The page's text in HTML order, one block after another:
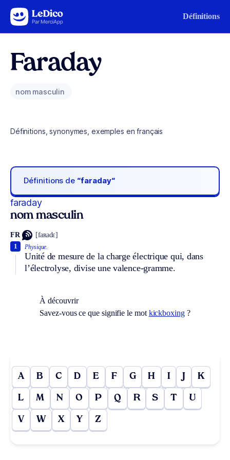
Aller au contenu Définitions
Faraday
nom masculin
Définitions, synonymes, exemples en français
Définitions de “faraday“
faraday
nom masculin
FR [faʀadɛ]
Physique.
Unité de mesure de la charge électrique qui, dans
l’électrolyse, divise une valence-gramme.
1
À découvrir
Savez-vous ce que signifie le mot kickboxing?
A B C D E F G H I J K
L M N O P Q R S T U
V W X Y Z